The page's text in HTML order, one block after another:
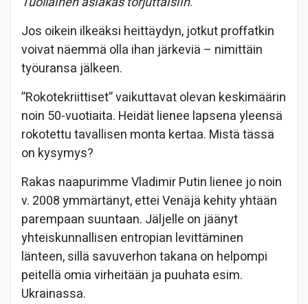
Jos oikein ilkeäksi heittäydyn, jotkut proffatkin
voivat näemmä olla ihan järkeviä – nimittäin
työuransa jälkeen.
”Rokotekriittiset” vaikuttavat olevan keskimäärin
noin 50-vuotiaita. Heidät lienee lapsena yleensä
rokotettu tavallisen monta kertaa. Mistä tässä
on kysymys?
Rakas naapurimme Vladimir Putin lienee jo noin
v. 2008 ymmärtänyt, ettei Venäjä kehity yhtään
parempaan suuntaan. Jäljelle on jäänyt
yhteiskunnallisen entropian levittäminen
länteen, sillä savuverhon takana on helpompi
peitellä omia virheitään ja puuhata esim.
Ukrainassa.